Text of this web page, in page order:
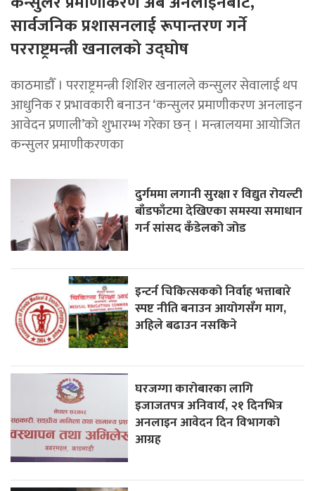
सार्वजनिक प्रशासनलाई रूपान्तरण गर्ने
परराष्ट्रमन्त्री खनालको उद्घोष
काठमाडाैँ । परराष्ट्रमन्त्री शिशिर खनालले कन्सुलर सेवालाई थप
आधुनिक र प्रभावकारी बनाउन ‘कन्सुलर प्रमाणीकरण अनलाइन
आवेदन प्रणाली’को शुभारम्भ गरेका छन् । मन्त्रालयमा आयोजित
कन्सुलर प्रमाणीकरणका
दुर्गममा लगानी सुरक्षा र विद्युत रोयल्टी
बाँडफाँटमा देखिएका समस्या समाधान
गर्न सांसद कँडेलको जोड
इन्टर्न चिकित्सकको निर्वाह भत्ताबारे
स्पष्ट नीति बनाउन आयोगसँग माग,
अहिले बढाउन नसकिने
घरजग्गा कारोबारका लागि
इजाजतपत्र अनिवार्य, २१ दिनभित्र
अनलाइन आवेदन दिन विभागको
आग्रह